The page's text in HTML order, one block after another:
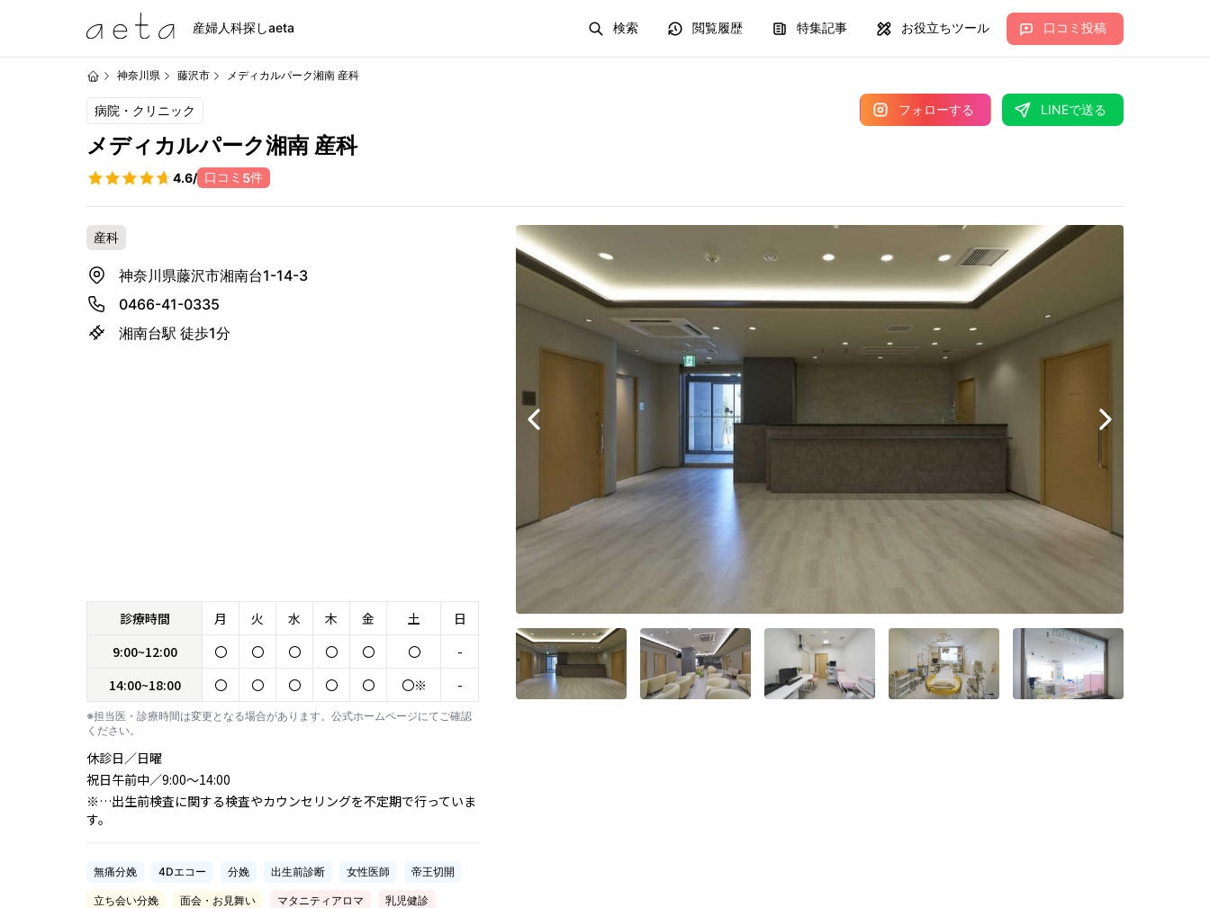
産婦人科探しaeta 検索 閲覧履歴 特集記事 お役立ちツール 口コミ投稿
神奈川県 藤沢市 メディカルパーク湘南 産科
病院・クリニック
メディカルパーク湘南 産科
4.6/ 口コミ 5件
フォローする LINEで送る
産科
神奈川県藤沢市湘南台1-14-3
0466-41-0335
湘南台駅 徒歩1分
診療時間 月 火 水 木 金 土
日
9:00~12:00
〇 〇 〇 〇 〇 〇
-
14:00~18:00
〇 〇 〇 〇 〇 〇※ -
※担当医・診療時間は変更となる場合があります。公式ホームページにてご確認
ください。
休診日／日曜
祝日午前中／9:00～14:00
※…出生前検査に関する検査やカウンセリングを不定期で行っていま
す。
無痛分娩 4Dエコー 分娩 出生前診断 女性医師 帝王切開
立ち会い分娩 面会・お見舞い マタニティアロマ 乳児健診